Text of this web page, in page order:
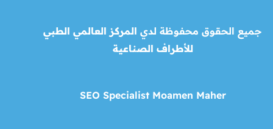
جميع الحقوق محفوظة لدي المركز العالمي الطبي
للأطراف الصناعية
SEO Specialist Moamen Maher